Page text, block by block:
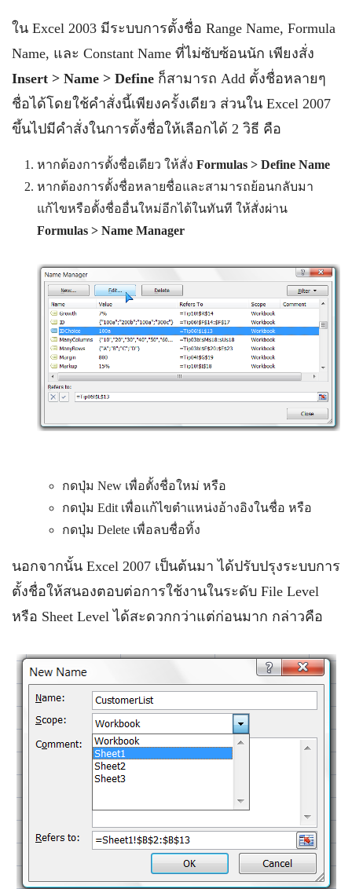
ใน Excel 2003 มีระบบการตั้งชื่อ Range Name, Formula
Name, และ Constant Name ที่ไม่ซับซ้อนนัก เพียงสั่ง
Insert > Name > Define ก็สามารถ Add ตั้งชื่อหลายๆ
ชื่อได้โดยใช้คำสั่งนี้เพียงครั้งเดียว ส่วนใน Excel 2007
ขึ้นไปมีคำสั่งในการตั้งชื่อให้เลือกได้ 2 วิธี คือ
หากต้องการตั้งชื่อเดียว ให้สั่ง Formulas > Define Name
หากต้องการตั้งชื่อหลายชื่อและสามารถย้อนกลับมา
แก้ไขหรือตั้งชื่ออื่นใหม่อีกได้ในทันที ให้สั่งผ่าน
Formulas > Name Manager
กดปุ่ม New เพื่อตั้งชื่อใหม่ หรือ
กดปุ่ม Edit เพื่อแก้ไขตำแหน่งอ้างอิงในชื่อ หรือ
กดปุ่ม Delete เพื่อลบชื่อทิ้ง
นอกจากนั้น Excel 2007 เป็นต้นมา ได้ปรับปรุงระบบการ
ตั้งชื่อให้สนองตอบต่อการใช้งานในระดับ File Level
หรือ Sheet Level ได้สะดวกกว่าแต่ก่อนมาก กล่าวคือ